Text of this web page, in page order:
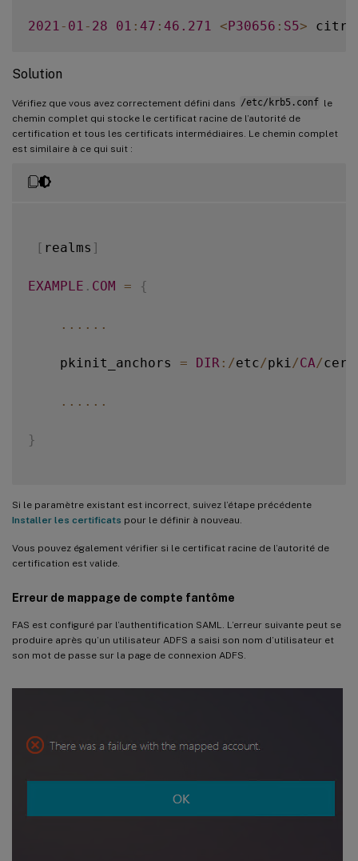
2021 - 01 - 28 01 : 47 : 46.271 <P30656 : S5>
2021-01- 28 01:47:46.271 <P30656:S5>
2021-01 -28 01: 47:46.271 <P30656:S5>
2021
Solution
Vérifiez que vous avez correctement défini dans /etc/krb5.conf le
chemin complet qui stocke le certificat racine de l’autorité de
certification et tous les certificats intermédiaires. Le chemin complet
est similaire à ce qui suit :
[ realms ]
EXAMPLE . COM = {
... ...
    pkinit_anchors
= DIR : /etc/pki /CA/
... ...
}
Si le paramètre existant est incorrect, suivez l’étape précédente
Installer les certificats pour le définir à nouveau.
Vous pouvez également vérifier si le certificat racine de l’autorité de
certification est valide.
Erreur de mappage de compte fantôme
FAS est configuré par l’authentification SAML. L’erreur suivante peut se
produire après qu’un utilisateur ADFS a saisi son nom d’utilisateur et
son mot de passe sur la page de connexion ADFS.